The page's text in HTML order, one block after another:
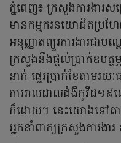
ភ្នំពេញ៖ ក្រសួងការងារ
មានកម្មករនយោជិតប្រ
អនុញ្ញាតព្យួរការងារជា
ក្រសួងនឹងផ្ដល់ប្រាក់ឧបត្ថ
នាក់ ផ្ទេរប្រាក់ខែតាមរ
ការរាលដាលជំងឺកូវីដ១៩
ក៏ដោយ។ នេះយោងទៅតា
អ្នកនាំពាក្យក្រសួងការងា